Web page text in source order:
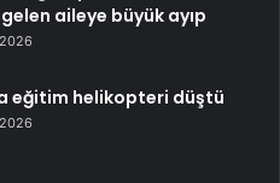
aileye büyük ayıp
eğitim helikopteri düştü